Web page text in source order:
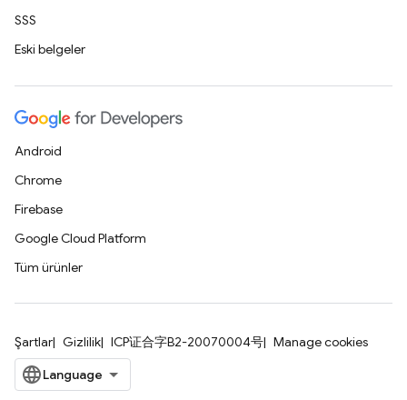
SSS
Eski belgeler
Android
Chrome
Firebase
Google Cloud Platform
Tüm ürünler
Şartlar Gizlilik ICP证合字B2-20070004号 Manage cookies